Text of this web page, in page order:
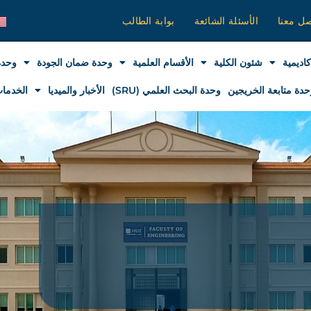
معنا الأسئلة الشائعة بوابة الطالب
شئون الكلية الأقسام العلمية وحدة ضمان الجودة
متابعة الخريجين وحدة البحث العلمي (SRU) الأخبار والميديا